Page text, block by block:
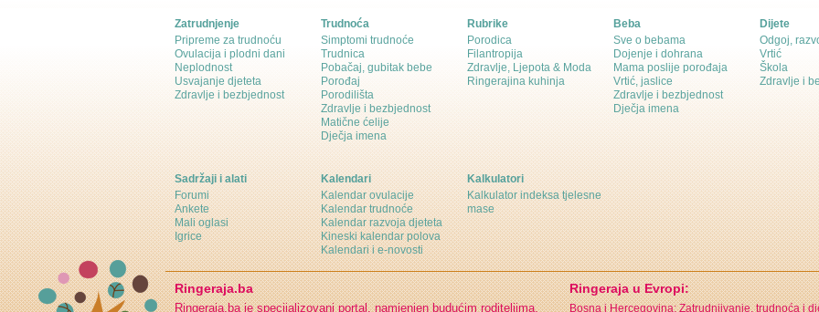
Zatrudnjenje
Pripreme za trudnoću
Ovulacija i plodni dani
Neplodnost
Usvajanje djeteta
Zdravlje i bezbjednost
Trudnoća
Simptomi trudnoće
Trudnica
Pobačaj, gubitak bebe
Porođaj
Porodilišta
Zdravlje i bezbjednost
Matične ćelije
Dječja imena
Rubrike
Porodica
Filantropija
Zdravlje, Ljepota & Moda
Ringerajina kuhinja
Beba
Sve o bebama
Dojenje i dohrana
Mama poslije porođaja
Vrtić, jaslice
Zdravlje i bezbjednost
Dječja imena
Dijete
Odgoj,
Vrtić
Škola
Zdravlje i
Sadržaji i alati
Forumi
Ankete
Mali oglasi
Igrice
Kalendari
Kalendar ovulacije
Kalendar trudnoće
Kalendar razvoja djeteta
Kineski kalendar polova
Kalendari i e-novosti
Kalkulatori
Kalkulator indeksa tjelesne
mase
Ringeraja.ba
Ringeraja.ba je specijalizovani portal, namjenjen budućim roditeljima,
Ringeraja u Evropi:
Bosna i Hercegovina: Zatrudnjivanje, trudnoća i